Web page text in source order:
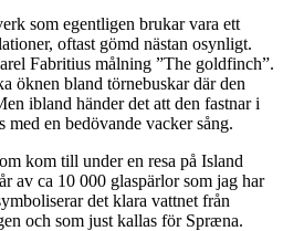
som egentligen brukar vara ett
oftast gömd nästan osynligt.
Fabritius målning ”The goldfinch”.
öknen bland törnebuskar där den
ibland händer det att den fastnar i
en bedövande vacker sång.
kom till under en resa på Island
av ca 10 000 glaspärlor som jag har
det klara vattnet från
och som just kallas för Spræna.